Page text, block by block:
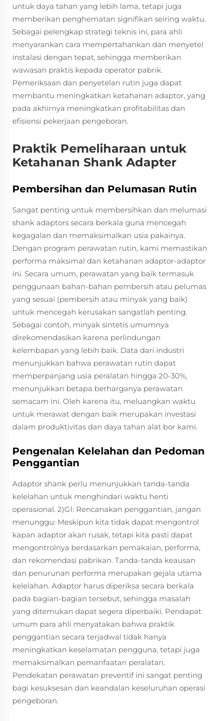
untuk daya tahan yang lebih lama, tetapi juga
memberikan penghematan signifikan seiring waktu.
Sebagai pelengkap strategi teknis ini, para ahli
menyarankan cara mempertahankan dan menyetel
instalasi dengan tepat, sehingga memberikan
wawasan praktis kepada operator pabrik.
Pemeriksaan dan penyetelan rutin juga dapat
membantu meningkatkan ketahanan adaptor, yang
pada akhirnya meningkatkan profitabilitas dan
efisiensi pekerjaan pengeboran.
Praktik Pemeliharaan untuk
Ketahanan Shank Adapter
Pembersihan dan Pelumasan Rutin
Sangat penting untuk membersihkan dan melumasi
shank adaptors secara berkala guna mencegah
kegagalan dan memaksimalkan usia pakainya.
Dengan program perawatan rutin, kami memastikan
performa maksimal dan ketahanan adaptor-adaptor
ini. Secara umum, perawatan yang baik termasuk
penggunaan bahan-bahan pembersih atau pelumas
yang sesuai (pembersih atau minyak yang baik)
untuk mencegah kerusakan sangatlah penting.
Sebagai contoh, minyak sintetis umumnya
direkomendasikan karena perlindungan
kelembapan yang lebih baik. Data dari industri
menunjukkan bahwa perawatan rutin dapat
memperpanjang usia peralatan hingga 20-30%,
menunjukkan betapa berharganya perawatan
semacam ini. Oleh karena itu, meluangkan waktu
untuk merawat dengan baik merupakan investasi
dalam produktivitas dan daya tahan alat bor kami.
Pengenalan Kelelahan dan Pedoman
Penggantian
Adaptor shank perlu menunjukkan tanda-tanda
kelelahan untuk menghindari waktu henti
operasional. 2)GI: Rencanakan penggantian, jangan
menunggu: Meskipun kita tidak dapat mengontrol
kapan adaptor akan rusak, tetapi kita pasti dapat
mengontrolnya berdasarkan pemakaian, performa,
dan rekomendasi pabrikan. Tanda-tanda keausan
dan penurunan performa merupakan gejala utama
kelelahan. Adaptor harus diperiksa secara berkala
pada bagian-bagian tersebut, sehingga masalah
yang ditemukan dapat segera diperbaiki. Pendapat
umum para ahli menyatakan bahwa praktik
penggantian secara terjadwal tidak hanya
meningkatkan keselamatan pengguna, tetapi juga
memaksimalkan pemanfaatan peralatan.
Pendekatan perawatan preventif ini sangat penting
bagi kesuksesan dan keandalan keseluruhan operasi
pengeboran.